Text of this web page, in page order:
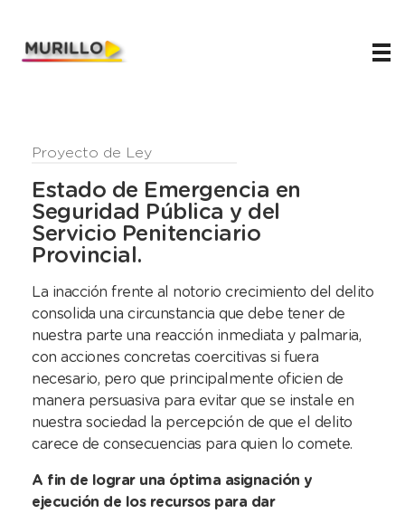
Proyecto de Ley
Estado de Emergencia en
Seguridad Pública y del
Servicio Penitenciario
Provincial.
La inacción frente al notorio crecimiento del delito
consolida una circunstancia que debe tener de
nuestra parte una reacción inmediata y palmaria,
con acciones concretas coercitivas si fuera
necesario, pero que principalmente oficien de
manera persuasiva para evitar que se instale en
nuestra sociedad la percepción de que el delito
carece de consecuencias para quien lo comete.
A fin de lograr una óptima asignación y
ejecución de los recursos para dar